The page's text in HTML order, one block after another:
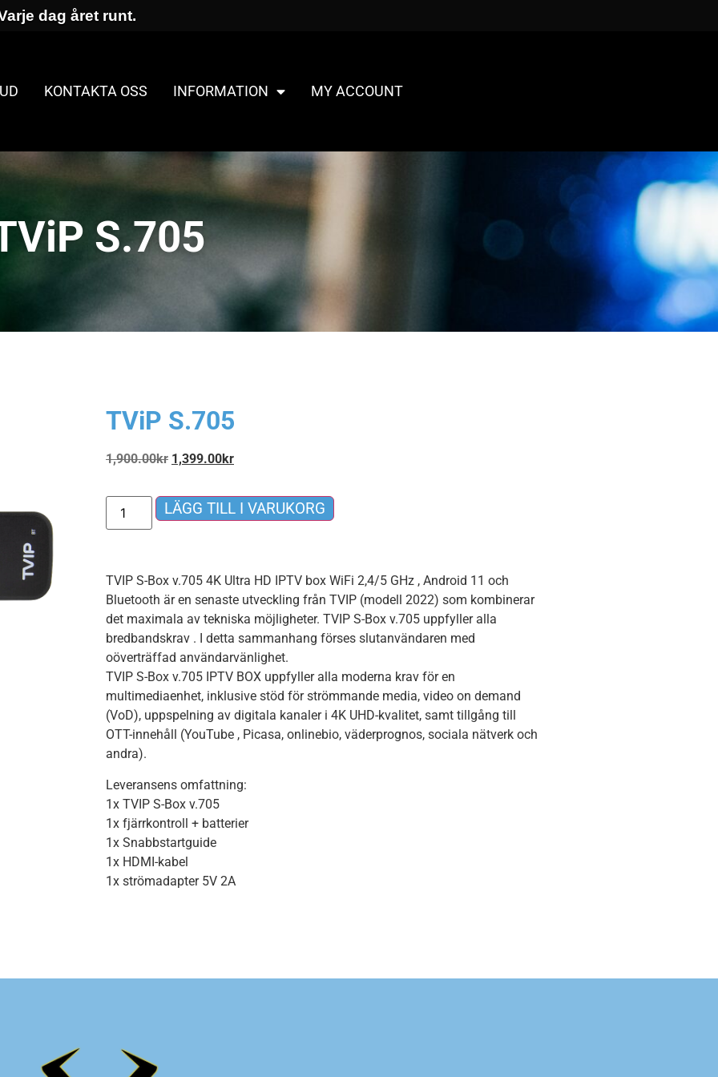
dag året runt.
KONTAKTA OSS INFORMATION MY ACCOUNT
S.705
TViP S.705
1,900.00kr 1,399.00kr
LÄGG TILL I VARUKORG
TVIP S-Box v.705 4K Ultra HD IPTV box WiFi 2,4/5 GHz , Android 11 och
Bluetooth är en senaste utveckling från TVIP (modell 2022) som kombinerar
det maximala av tekniska möjligheter. TVIP S-Box v.705 uppfyller alla
bredbandskrav . I detta sammanhang förses slutanvändaren med
oöverträffad användarvänlighet.
TVIP S-Box v.705 IPTV BOX uppfyller alla moderna krav för en
multimediaenhet, inklusive stöd för strömmande media, video on demand
(VoD), uppspelning av digitala kanaler i 4K UHD-kvalitet, samt tillgång till
OTT-innehåll (YouTube , Picasa, onlinebio, väderprognos, sociala nätverk och
andra).
Leveransens omfattning:
1x TVIP S-Box v.705
1x fjärrkontroll + batterier
1x Snabbstartguide
1x HDMI-kabel
1x strömadapter 5V 2A